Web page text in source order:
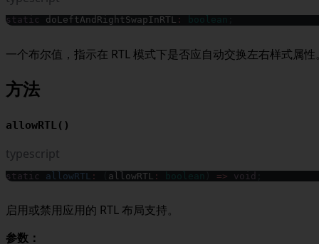
static doLeftAndRightSwapInRTL :
一个布尔值，指示在 RTL 模式下是否应自动交换左右样式属
方法
allowRTL()
typescript
static allowRTL : allowRTL : => void
启用或禁用应用的 RTL 布局支持。
参数：